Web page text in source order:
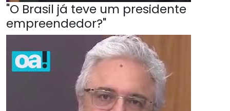
"O Brasil já teve um presidente
empreendedor?"